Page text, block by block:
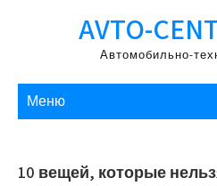
AVTO-
Автомобильно-
Меню
10 вещей, которые